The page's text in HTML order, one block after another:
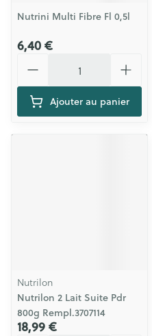
Nutrini Multi Fibre Fl 0,5l
6,40 €
Ajouter au panier
Nutrilon
Nutrilon 2 Lait Suite Pdr
800g Rempl.3707114
18,99 €